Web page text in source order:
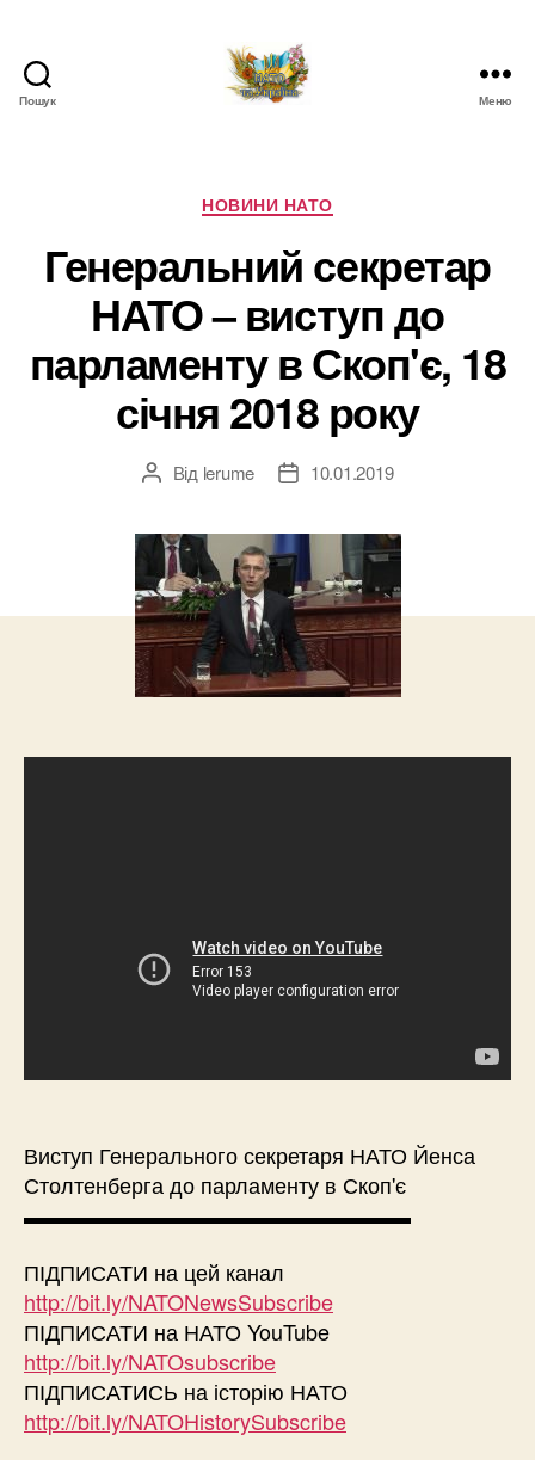
Пошук
Новини
про
НАТО
в
Україні
Меню
Категорії
НОВИНИ НАТО
Генеральний секретар
НАТО – виступ до
парламенту в Скоп'є, 18
січня 2018 року
Автор
Від lerume
Дата10.01.2019
Виступ Генерального секретаря НАТО Йенса
Столтенберга до парламенту в Скоп'є
▬▬▬▬▬▬▬▬▬▬▬▬▬▬▬▬▬▬
ПІДПИСАТИ на цей канал
http://bit.ly/NATONewsSubscribe
ПІДПИСАТИ на НАТО YouTube
http://bit.ly/NATOsubscribe
ПІДПИСАТИСЬ на історію НАТО
http://bit.ly/NATOHistorySubscribe